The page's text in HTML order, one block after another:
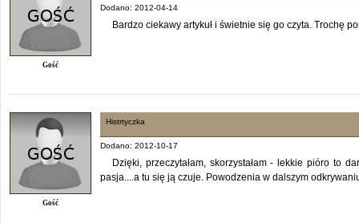
Gość
Dodano: 2012-04-14
Bardzo ciekawy artykuł i świetnie się go czyta. Trochę
Gość
Histrtyczka
Dodano: 2012-10-17
Dzięki, przeczytałam, skorzystałam - lekkie pióro to
pasja....a tu się ją czuje. Powodzenia w dalszym